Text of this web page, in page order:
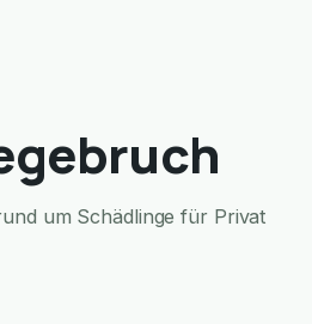
um Schädlinge für Privat